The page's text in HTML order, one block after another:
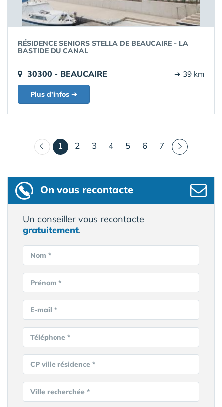
RÉSIDENCE SENIORS STELLA DE BEAUCAIRE - LA
BASTIDE DU CANAL
30300 - BEAUCAIRE ➔ 39 km
Plus d'infos ➔
1 (courant)
2 3 4 5 6 7
On vous recontacte
Un conseiller vous recontacte
gratuitement.
Nom *
Prénom *
E-mail *
Téléphone *
CP ville résidence *
Ville recherchée *